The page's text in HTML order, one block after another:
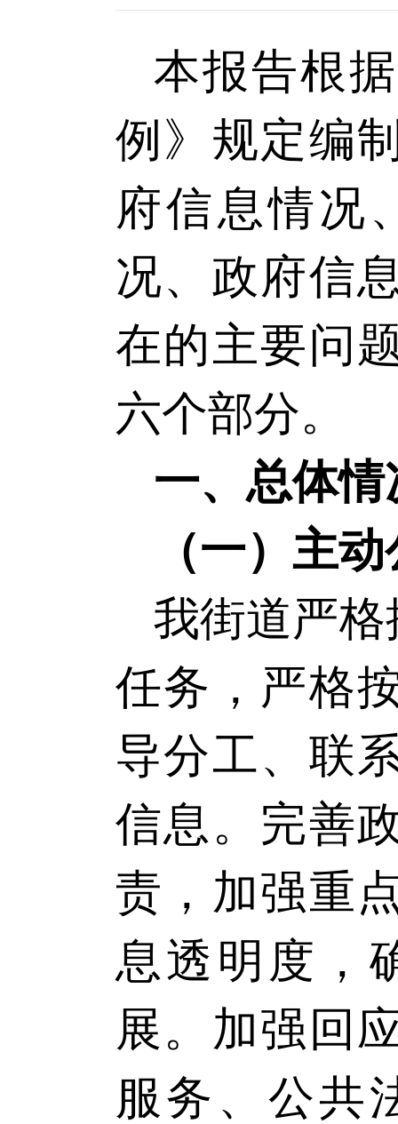
本报告根
例》规定编
府信息情况
况、政府信
在的主要问
六个部分。
一、总体情
（一）主
我街道严
任务，严格
导分工、联
信息。完善
责， 加强重
息透明度，
展。 加强回
服务、公共